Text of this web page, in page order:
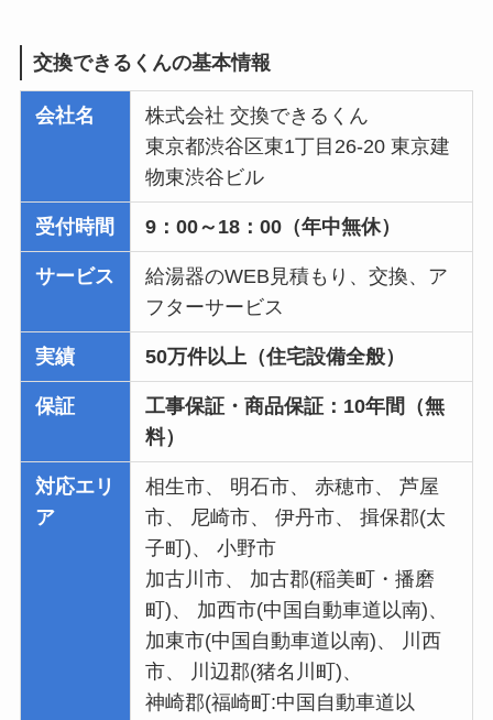
交換できるくんの基本情報
会社名
株式会社 交換できるくん
東京都渋谷区東1丁目26-20 東京建
物東渋谷ビル
受付時間 9：00～18：00（年中無休）
サービス
給湯器のWEB見積もり、交換、ア
フターサービス
実績 50万件以上（住宅設備全般）
保証
工事保証・商品保証：10年間（無
料）
対応エリ
ア
相生市、 明石市、 赤穂市、 芦屋
市、 尼崎市、 伊丹市、 揖保郡(太
子町)、 小野市
加古川市、 加古郡(稲美町・播磨
町)、 加西市(中国自動車道以南)、
加東市(中国自動車道以南)、 川西
市、 川辺郡(猪名川町)、
神崎郡(福崎町:中国自動車道以